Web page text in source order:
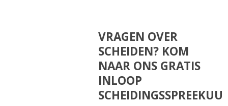
VRAGEN OVER
SCHEIDEN? KOM
NAAR ONS GRATIS
INLOOP